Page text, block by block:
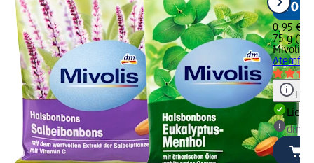
0,95 €
75 g
Mivolis
dm